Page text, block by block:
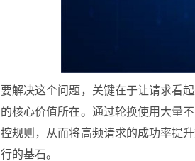
要解决这个问题，关键在于让请求看
的核心价值所在。通过轮换使用大量
控规则，从而将高频请求的成功率提
行的基石。